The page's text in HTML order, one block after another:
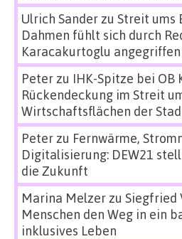
Ulrich Sanderzu Streit ums
Dahmen fühlt sich durch
Karacakurtoglu angegriffen
Peterzu IHK-Spitze bei OB
Rückendeckung im Streit
Wirtschaftsflächen der
Peterzu Fernwärme,
Digitalisierung: DEW21
die Zukunft
Marina Melzerzu Siegfried
Menschen den Weg in ein
inklusives Leben